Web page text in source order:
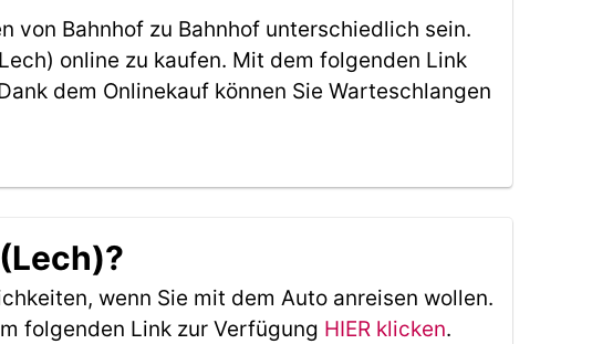
von Bahnhof zu Bahnhof unterschiedlich sein.
online zu kaufen. Mit dem folgenden Link
dem Onlinekauf können Sie Warteschlangen
wenn Sie mit dem Auto anreisen wollen.
folgenden Link zur Verfügung HIER klicken.